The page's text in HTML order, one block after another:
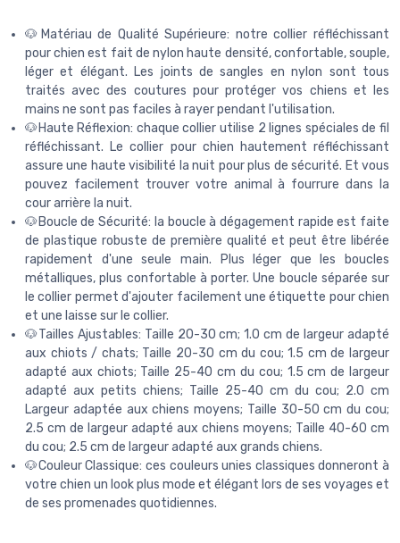
🐶Matériau de Qualité Supérieure: notre collier réfléchissant
pour chien est fait de nylon haute densité, confortable, souple,
léger et élégant. Les joints de sangles en nylon sont tous
traités avec des coutures pour protéger vos chiens et les
mains ne sont pas faciles à rayer pendant l'utilisation.
🐶Haute Réflexion: chaque collier utilise 2 lignes spéciales de fil
réfléchissant. Le collier pour chien hautement réfléchissant
assure une haute visibilité la nuit pour plus de sécurité. Et vous
pouvez facilement trouver votre animal à fourrure dans la
cour arrière la nuit.
🐶Boucle de Sécurité: la boucle à dégagement rapide est faite
de plastique robuste de première qualité et peut être libérée
rapidement d'une seule main. Plus léger que les boucles
métalliques, plus confortable à porter. Une boucle séparée sur
le collier permet d'ajouter facilement une étiquette pour chien
et une laisse sur le collier.
🐶Tailles Ajustables: Taille 20-30 cm; 1.0 cm de largeur adapté
aux chiots / chats; Taille 20-30 cm du cou; 1.5 cm de largeur
adapté aux chiots; Taille 25-40 cm du cou; 1.5 cm de largeur
adapté aux petits chiens; Taille 25-40 cm du cou; 2.0 cm
Largeur adaptée aux chiens moyens; Taille 30-50 cm du cou;
2.5 cm de largeur adapté aux chiens moyens; Taille 40-60 cm
du cou; 2.5 cm de largeur adapté aux grands chiens.
🐶Couleur Classique: ces couleurs unies classiques donneront à
votre chien un look plus mode et élégant lors de ses voyages et
de ses promenades quotidiennes.